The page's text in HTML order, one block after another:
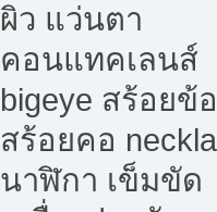
ผิว แว่นตา
คอนแทคเลนส์
bigeye สร้อยข้
สร้อยคอ
นาฬิกา เข็มขัด